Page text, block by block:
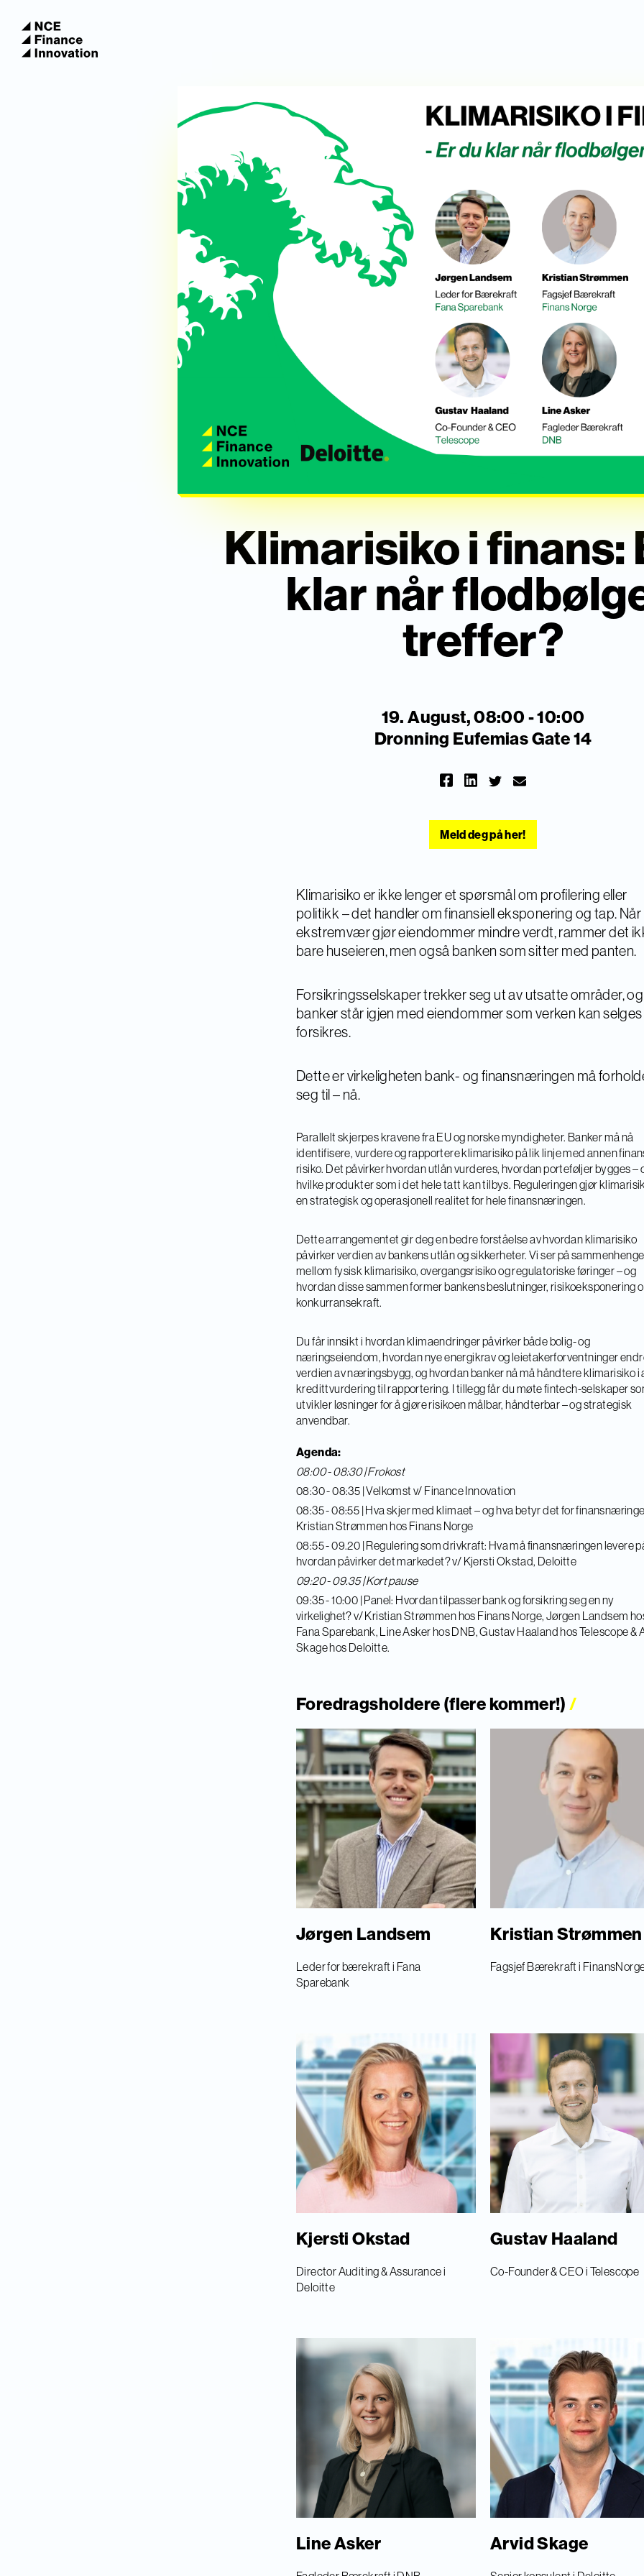
Klimarisiko i finans:
klar når
treffer?
19. August, 08:00 - 10:00
Dronning Eufemias Gate 14
Meld deg på her!
Klimarisiko er ikke lenger et spørsmål om profilering eller
politikk – det handler om finansiell eksponering og tap. Når
ekstremvær gjør eiendommer mindre verdt, rammer det
bare huseieren, men også banken som sitter med panten.
Forsikringsselskaper trekker seg ut av utsatte områder, og
banker står igjen med eiendommer som verken kan
forsikres.
Dette er virkeligheten bank- og finansnæringen må
seg til – nå.
Parallelt skjerpes kravene fra EU og norske myndigheter. Banker må nå
identifisere, vurdere og rapportere klimarisiko på lik linje med annen
risiko. Det påvirker hvordan utlån vurderes, hvordan porteføljer bygges –
hvilke produkter som i det hele tatt kan tilbys. Reguleringen gjør
en strategisk og operasjonell realitet for hele finansnæringen.
Dette arrangementet gir deg en bedre forståelse av hvordan klimarisiko
påvirker verdien av bankens utlån og sikkerheter. Vi ser på
mellom fysisk klimarisiko, overgangsrisiko og regulatoriske føringer – og
hvordan disse sammen former bankens beslutninger, risikoeksponering
konkurransekraft.
Du får innsikt i hvordan klimaendringer påvirker både bolig- og
næringseiendom, hvordan nye energikrav og leietakerforventninger
verdien av næringsbygg, og hvordan banker nå må håndtere klimarisiko i
kredittvurdering til rapportering. I tillegg får du møte fintech-selskaper
utvikler løsninger for å gjøre risikoen målbar, håndterbar – og strategisk
anvendbar.
Agenda:
08:00 - 08:30 | Frokost
08:30 - 08:35 | Velkomst v/ Finance Innovation
08:35 - 08:55 | Hva skjer med klimaet – og hva betyr det for
Kristian Strømmen hos Finans Norge
08:55 - 09.20 | Regulering som drivkraft: Hva må finansnæringen levere
hvordan påvirker det markedet? v/ Kjersti Okstad, Deloitte
09:20 - 09.35 | Kort pause
09:35 - 10:00 | Panel: Hvordan tilpasser bank og forsikring seg en ny
virkelighet? v/ Kristian Strømmen hos Finans Norge, Jørgen Landsem
Fana Sparebank, Line Asker hos DNB, Gustav Haaland hos Telescope &
Skage hos Deloitte.
Foredragsholdere (flere kommer!)/
Jørgen Landsem
Leder for bærekraft i Fana
Sparebank
Kristian Strømmen
Fagsjef Bærekraft i
Kjersti Okstad
Director Auditing & Assurance i
Deloitte
Gustav Haaland
Co-Founder & CEO i Telescope
Line Asker Arvid Skage